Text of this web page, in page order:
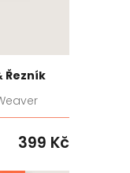
Řezník
399 Kč